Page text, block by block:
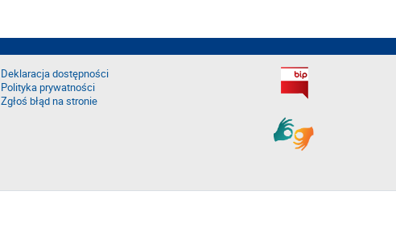
Deklaracja dostępności
Polityka prywatności
Zgłoś błąd na stronie